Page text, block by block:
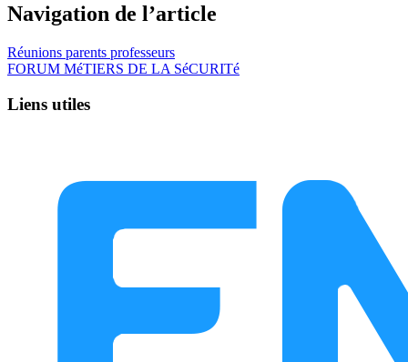
Navigation de l’article
Réunions parents professeurs
FORUM MéTIERS DE LA SéCURITé
Liens utiles